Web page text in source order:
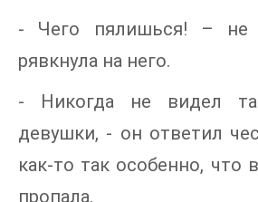
- Чего пялишься! – не
рявкнула на него.
- Никогда не видел
девушки, - он ответил
как-то так особенно, что
пропала.